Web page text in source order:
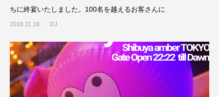
ちに終宴いたしました。100名を越えるお客さんに
2018.11.18 DJ